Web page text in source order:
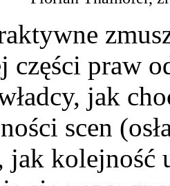
części praw
jak
scen
kolejność